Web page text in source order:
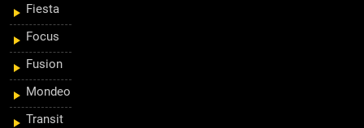
Fiesta
Focus
Fusion
Mondeo
Transit